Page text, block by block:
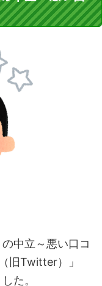
中立～悪い口コ
旧Twitter）」
た。